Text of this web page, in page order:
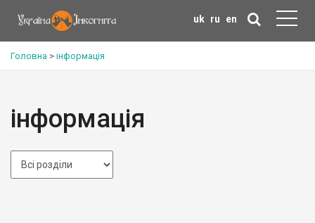
uk ru en
Головна > інформація
інформація